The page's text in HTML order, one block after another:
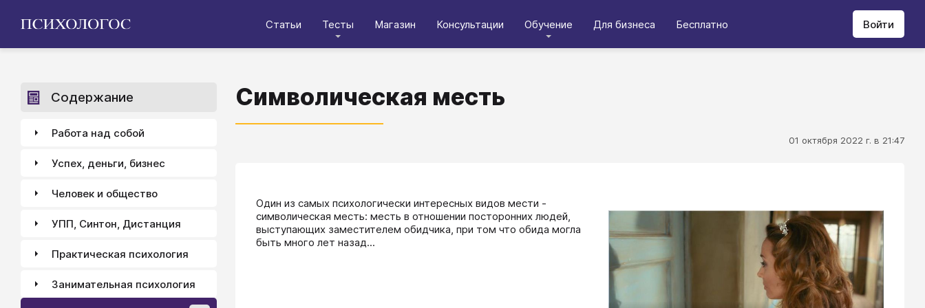
Статьи Тесты Магазин Консультации Обучение Для бизнеса Бесплатно Войти
Символическая месть
01 октября 2022 г. в 21:47
​​​​​​​​​​​​​​Один из самых психологически интересных видов мести -
символическая месть: месть в отношении посторонних людей,
выступающих заместителем обидчика, при том что обида могла
быть много лет назад...
Содержание
Работа над собой
Успех, деньги, бизнес
Человек и общество
УПП, Синтон, Дистанция
Практическая психология
Занимательная психология